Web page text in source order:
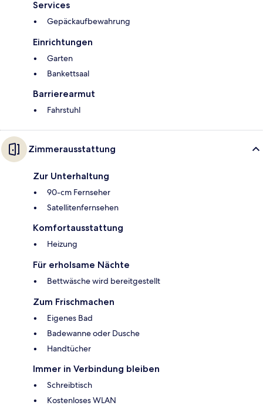
Services
Gepäckaufbewahrung
Einrichtungen
Garten
Bankettsaal
Barrierearmut
Fahrstuhl
Zimmerausstattung
Zur Unterhaltung
90-cm Fernseher
Satellitenfernsehen
Komfortausstattung
Heizung
Für erholsame Nächte
Bettwäsche wird bereitgestellt
Zum Frischmachen
Eigenes Bad
Badewanne oder Dusche
Handtücher
Immer in Verbindung bleiben
Schreibtisch
Kostenloses WLAN